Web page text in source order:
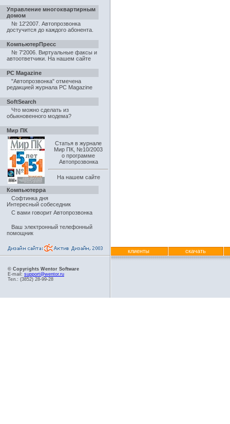
Управление многоквартирным
домом
№ 12'2007. Автопрозвонка
достучится до каждого абонента
КомпьютерПресс
№ 7'2006. Виртуальные факсы и
автоответчики На нашем сайте
PC Magazine
"Автопрозвонка" отмечена
редакцией журнала PC Magazine
SoftSearch
Что можно сделать из
обыкновенного модема?
Мир ПК
Статья в журнале
Мир ПК, №10/2003
о программе
Автопрозвонка
На нашем сайте
Компьютерра
Софтинка дня
Интересный собеседник
С вами говорит Автопрозвонка
Ваш электронный телефонный
помощник
клиенты скачать
© Copyrights Wentor Software
E-mail: support@wentor.ru
Тел.: (3852) 28-99-28